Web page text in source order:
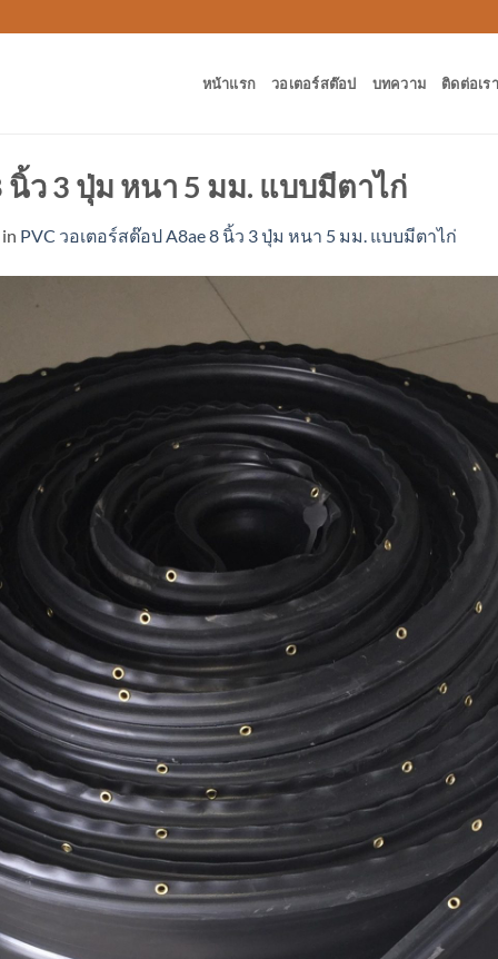
หน้าแรก วอเตอร์สต๊อป บทความ ติดต่อเรา
นิ้ว 3 ปุ่ม หนา 5 มม. แบบมีตาไก่
in PVC วอเตอร์สต๊อป A8ae 8 นิ้ว 3 ปุ่ม หนา 5 มม. แบบมีตาไก่